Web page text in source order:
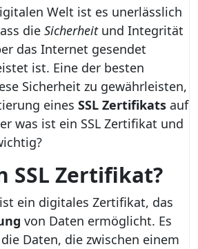
Welt ist es unerlässlich
die Sicherheitund Integrität
das Internet gesendet
ist. Eine der besten
Sicherheit zu gewährleisten,
eines SSL Zertifikats auf
was ist ein SSL Zertifikat und
SSL Zertifikat?
ein digitales Zertifikat, das
von Daten ermöglicht. Es
Daten, die zwischen einem